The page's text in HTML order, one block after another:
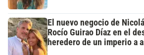
El nuevo negocio de
Rocío Guirao Díaz en el
heredero de un imperio a